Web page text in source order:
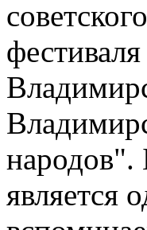
народов".
является